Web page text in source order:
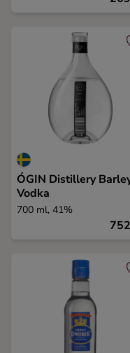
ÓGIN Distillery
Vodka
700 ml, 41%